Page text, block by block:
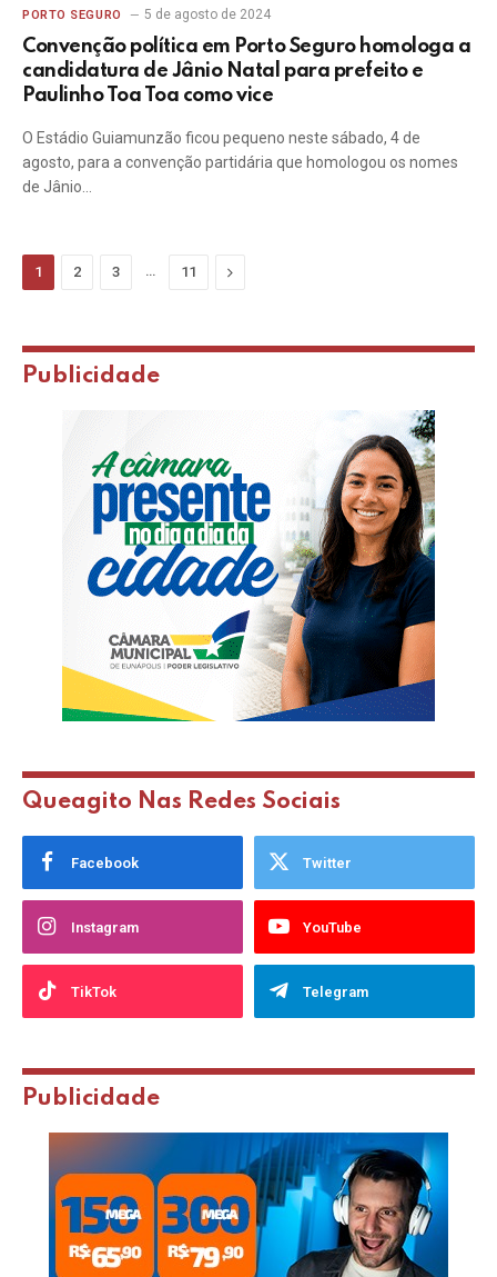
PORTO SEGURO 5 de agosto de 2024
Convenção política em Porto Seguro homologa a
candidatura de Jânio Natal para prefeito e
Paulinho Toa Toa como vice
O Estádio Guiamunzão ficou pequeno neste sábado, 4 de
agosto, para a convenção partidária que homologou os nomes
de Jânio…
1 2 3 … 11 Next
Publicidade
Queagito Nas Redes Sociais
Facebook Twitter
Instagram YouTube
TikTok Telegram
Publicidade